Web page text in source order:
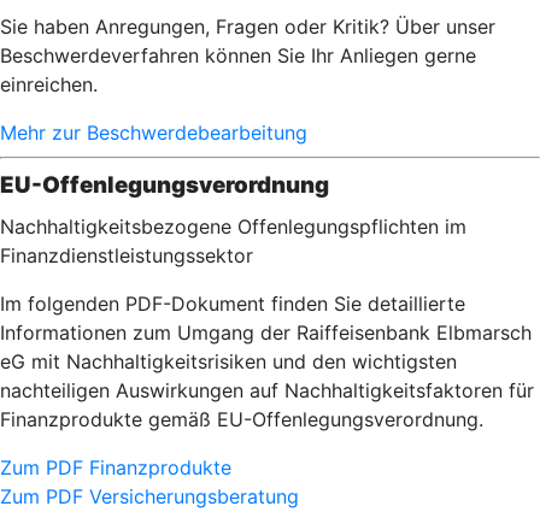
Sie haben Anregungen, Fragen oder Kritik? Über unser
Beschwerdeverfahren können Sie Ihr Anliegen gerne
einreichen.
Mehr zur Beschwerdebearbeitung
EU-Offenlegungsverordnung
Nachhaltigkeitsbezogene Offenlegungspflichten im
Finanzdienstleistungssektor
Im folgenden PDF-Dokument finden Sie detaillierte
Informationen zum Umgang der Raiffeisenbank Elbmarsch
eG mit Nachhaltigkeitsrisiken und den wichtigsten
nachteiligen Auswirkungen auf Nachhaltigkeitsfaktoren für
Finanzprodukte gemäß EU-Offenlegungsverordnung.
Zum PDF Finanzprodukte
Zum PDF Versicherungsberatung